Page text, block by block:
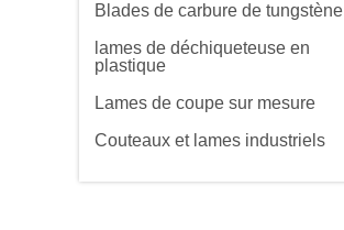
Blades de carbure de tungstène
lames de déchiqueteuse en
plastique
Lames de coupe sur mesure
Couteaux et lames industriels